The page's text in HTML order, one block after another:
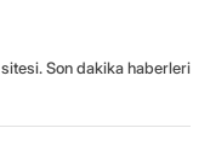
Son dakika haberleri